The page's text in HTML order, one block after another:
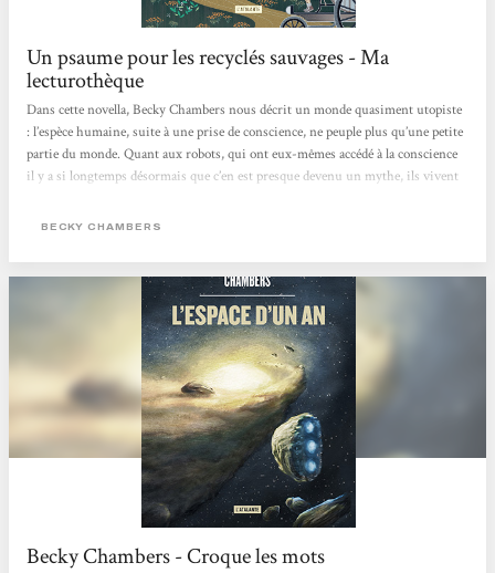
Un psaume pour les recyclés sauvages - Ma
lecturothèque
Dans cette novella, Becky Chambers nous décrit un monde quasiment utopiste
: l’espèce humaine, suite à une prise de conscience, ne peuple plus qu’une petite
partie du monde. Quant aux robots, qui ont eux-mêmes accédé à la conscience
il y a si longtemps désormais que c’en est presque devenu un mythe, ils vivent
vivent sans ce genre d’intelligence artificielle, changeant au passage leur rapport
suivons. Dex est moine mais sa...
BECKY CHAMBERS
Becky Chambers - Croque les mots